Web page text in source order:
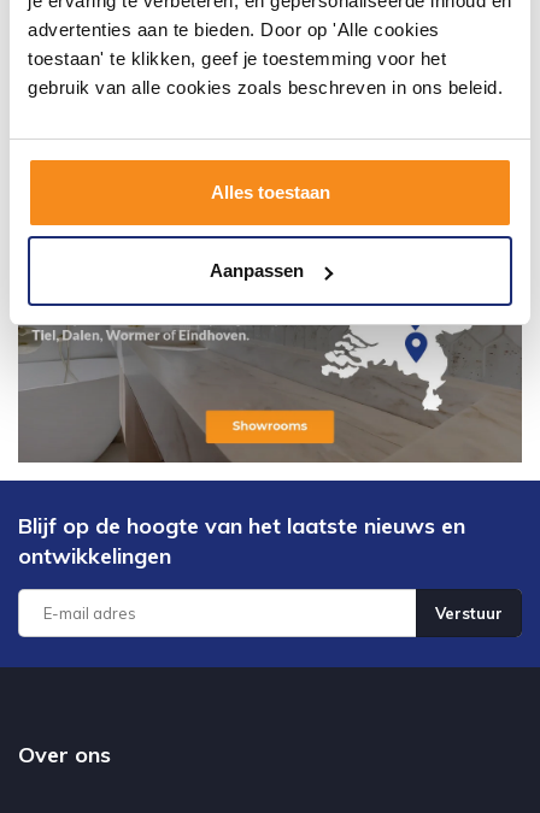
advertenties aan te bieden. Door op 'Alle cookies
toestaan' te klikken, geef je toestemming voor het
gebruik van alle cookies zoals beschreven in ons beleid.
Alles toestaan
Aanpassen
Blijf op de hoogte van het laatste nieuws en
ontwikkelingen
Verstuur
Over ons